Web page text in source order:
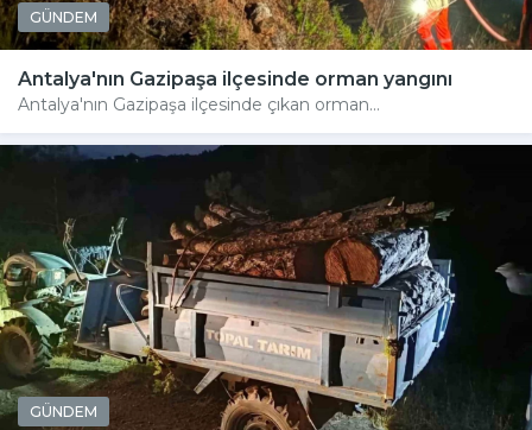
GÜNDEM
Antalya'nın Gazipaşa ilçesinde orman yangını
Antalya'nın Gazipaşa ilçesinde çıkan orman...
GÜNDEM